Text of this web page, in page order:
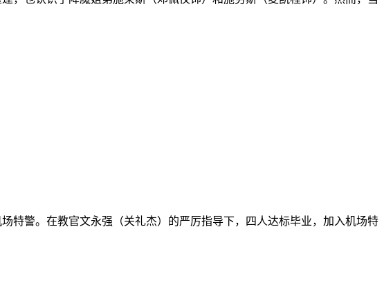
特警。在教官文永强（关礼杰）的严厉指导下，四人达标毕业，加入机场特